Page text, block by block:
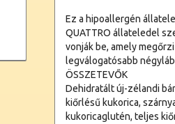
Ez a hipoallergén
QUATTRO állateledel
vonják be, amely
legválogatósabb
ÖSSZETEVŐK
Dehidratált új-zélandi
kiőrlésű kukorica,
kukoricaglutén, teljes